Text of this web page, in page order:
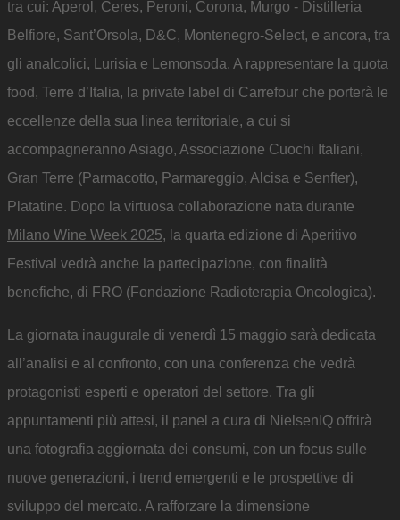
tra cui: Aperol, Ceres, Peroni, Corona, Murgo - Distilleria
Belfiore, Sant’Orsola, D&C, Montenegro-Select, e ancora, tra
gli analcolici, Lurisia e Lemonsoda. A rappresentare la quota
food, Terre d’Italia, la private label di Carrefour che porterà le
eccellenze della sua linea territoriale, a cui si
accompagneranno Asiago, Associazione Cuochi Italiani,
Gran Terre (Parmacotto, Parmareggio, Alcisa e Senfter),
Platatine. Dopo la virtuosa collaborazione nata durante
Milano Wine Week 2025, la quarta edizione di Aperitivo
Festival vedrà anche la partecipazione, con finalità
benefiche, di FRO (Fondazione Radioterapia Oncologica).
La giornata inaugurale di venerdì 15 maggio sarà dedicata
all’analisi e al confronto, con una conferenza che vedrà
protagonisti esperti e operatori del settore. Tra gli
appuntamenti più attesi, il panel a cura di NielsenIQ offrirà
una fotografia aggiornata dei consumi, con un focus sulle
nuove generazioni, i trend emergenti e le prospettive di
sviluppo del mercato. A rafforzare la dimensione